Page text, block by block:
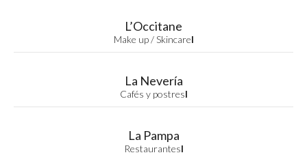
L’Occitane
Make up / SkincareI
La Nevería
Cafés y postresI
La Pampa
RestaurantesI